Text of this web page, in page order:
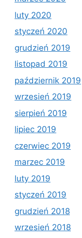
luty 2020
styczeń 2020
grudzień 2019
listopad 2019
październik 2019
wrzesień 2019
sierpień 2019
lipiec 2019
czerwiec 2019
marzec 2019
luty 2019
styczeń 2019
grudzień 2018
wrzesień 2018